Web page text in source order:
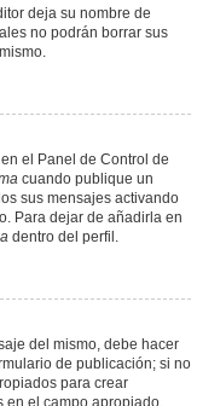
deja su nombre de
no podrán borrar sus
el Panel de Control de
cuando publique un
sus mensajes activando
Para dejar de añadirla en
dentro del perfil.
del mismo, debe hacer
de publicación; si no
para crear
en el campo apropiado,